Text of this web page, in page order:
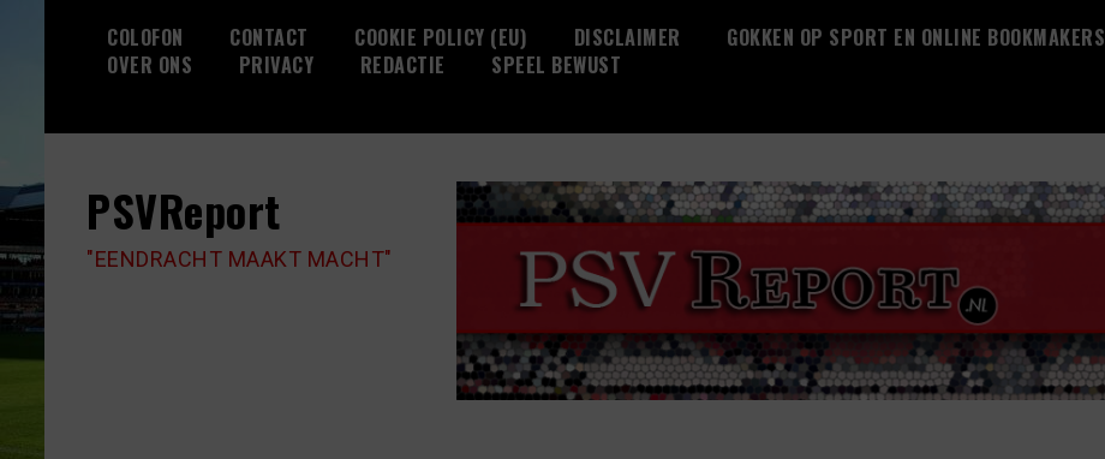
COLOFON CONTACT COOKIE POLICY (EU) DISCLAIMER GOKKEN OP SPORT EN ONLINE BOOKMAKERS
OVER ONS
PRIVACY REDACTIE SPEEL BEWUST
PSVReport
"EENDRACHT MAAKT MACHT"